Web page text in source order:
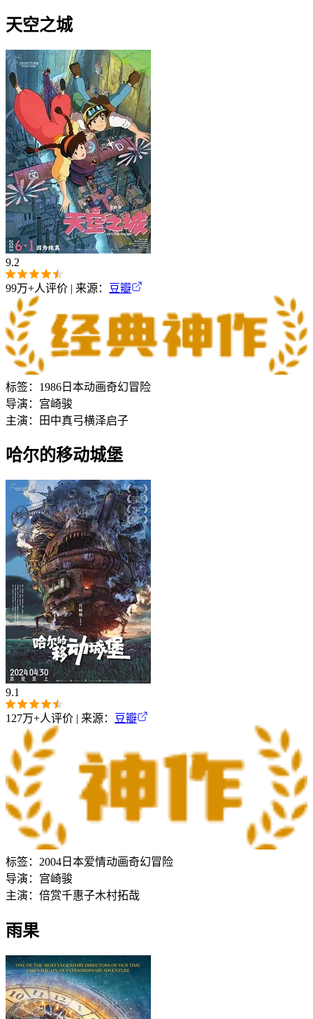
天空之城
9.2
99万+人评价 | 来源： 豆瓣
标签： 1986 日本动画奇幻冒险
导演： 宫崎骏
主演：
田中真弓横泽启子
哈尔的移动城堡
9.1
127万+人评价 | 来源： 豆瓣
标签： 2004 日本爱情动画奇幻冒险
导演： 宫崎骏
主演： 倍赏千惠子木村拓哉
雨果